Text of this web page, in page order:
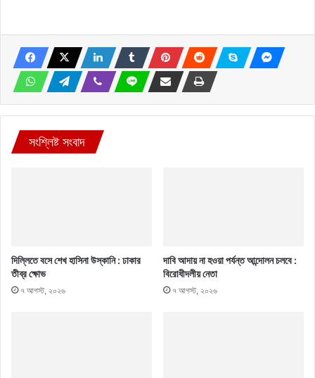
সংশ্লিষ্ট সংবাদ
দিল্লিতে বসে শেখ হাসিনা উস্কানি : ঢাকার
তীব্র ক্ষোভ
৭ আগস্ট, ২০২৬
দাবি আদায় না হওয়া পর্যন্ত আন্দোলন চলবে :
বিরোধীদলীয় নেতা
৭ আগস্ট, ২০২৬